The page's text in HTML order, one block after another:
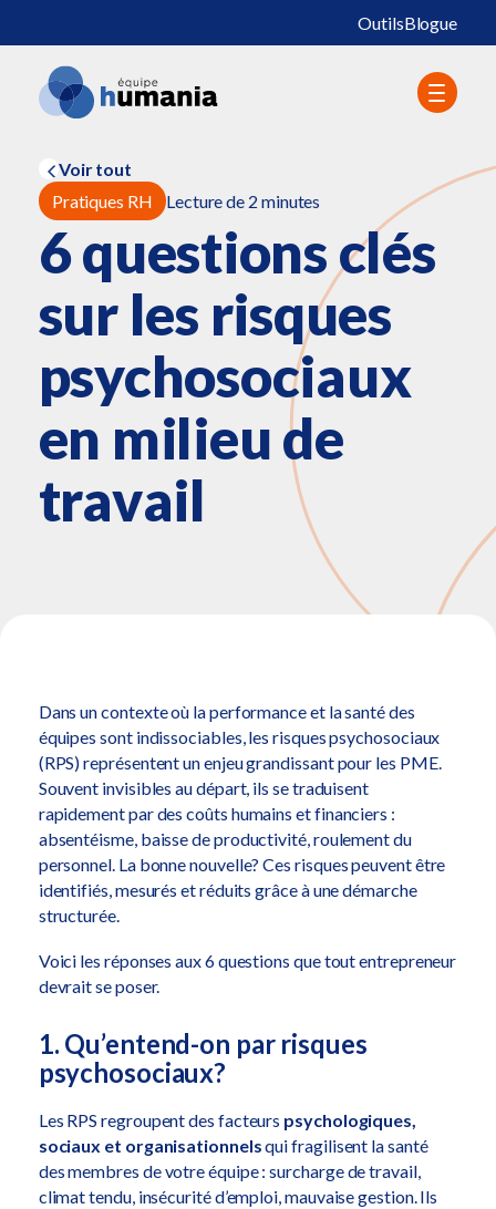
OutilsBlogue
Voir tout
Pratiques RH
Lecture de 2 minutes
6 questions clés
sur les risques
psychosociaux
en milieu de
travail
Dans un contexte où la performance et la santé des
équipes sont indissociables, les risques psychosociaux
(RPS) représentent un enjeu grandissant pour les PME.
Souvent invisibles au départ, ils se traduisent
rapidement par des coûts humains et financiers :
absentéisme, baisse de productivité, roulement du
personnel. La bonne nouvelle? Ces risques peuvent être
identifiés, mesurés et réduits grâce à une démarche
structurée.
Voici les réponses aux 6 questions que tout entrepreneur
devrait se poser.
1. Qu’entend-on par risques
psychosociaux?
Les RPS regroupent des facteurs psychologiques,
sociaux et organisationnelsqui fragilisent la santé
des membres de votre équipe : surcharge de travail,
climat tendu, insécurité d’emploi, mauvaise gestion. Ils